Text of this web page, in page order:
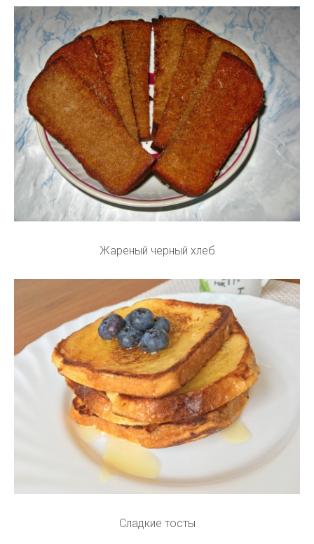
Жареный черный хлеб
Сладкие тосты